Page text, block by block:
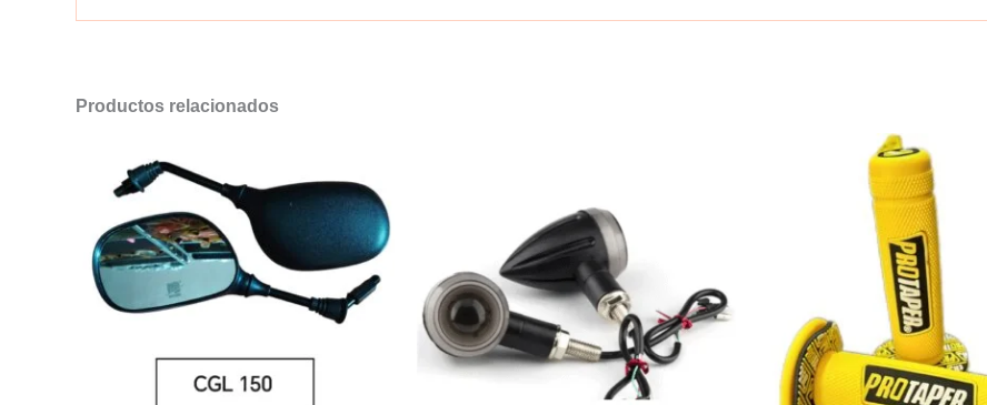
Productos relacionados